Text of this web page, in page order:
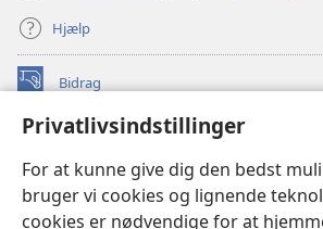
Privatlivsindstillinger
For at kunne give dig den bedst
bruger vi cookies og lignende
cookies er nødvendige for at
Hjælp
Bidrag
(åbner
vindue)Watchtower ONLINE LIBRARY™
nyt
vindue)JW Hub
(åbner
nyt